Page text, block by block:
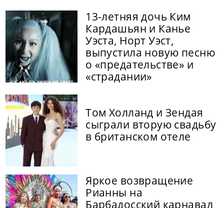
13-летняя дочь Ким
Кардашьян и Канье
Уэста, Норт Уэст,
выпустила новую песню
о «предательстве» и
«страдании»
Том Холланд и Зендая
сыграли вторую свадьбу
в британском отеле
Яркое возвращение
Рианны на
Барбадосский карнавал